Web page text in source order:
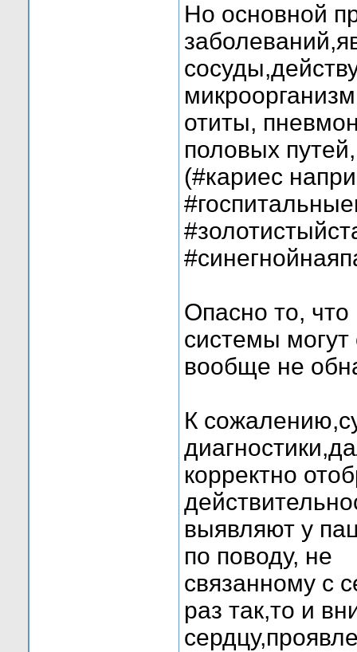
Но основной
отиты,
половых
(#кариес
Опасно то,
системы могут
вообще не
К
корректно
выявляют у
по поводу, не
связанному с
раз так,то и